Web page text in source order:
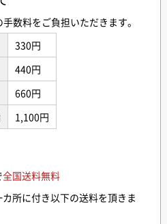
数料をご負担いただきます。
330円
440円
660円
1,100円
全国送料無料
所に付き以下の送料を頂きま